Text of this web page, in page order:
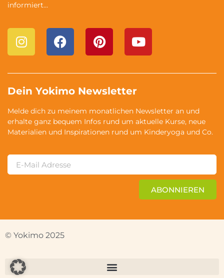
informiert…
Dein Yokimo Newsletter
Melde dich zu meinem monatlichen Newsletter an und
erhalte ganz bequem Infos rund um aktuelle Kurse, neue
Materialien und Inspirationen rund um Kinderyoga und Co.
ABONNIEREN
© Yokimo 2025